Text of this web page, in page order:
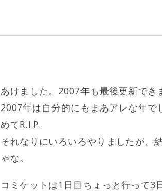
あけました。2007年も最後更新でき
2007年は自分的にもまあアレな年
めてR.I.P.
それなりにいろいろやりましたが、
ゃな。
コミケットは1日目ちょっと行って3